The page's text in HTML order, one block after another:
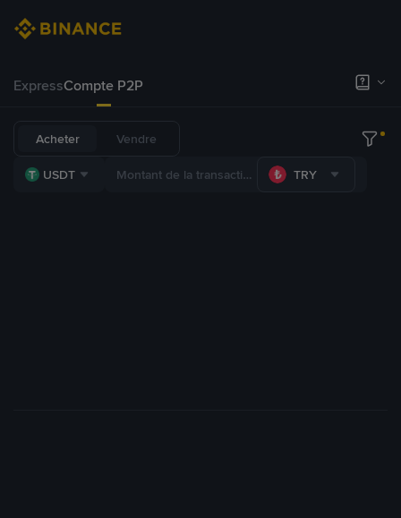
ExpressCompte P2P
Acheter Vendre
USDT TRY